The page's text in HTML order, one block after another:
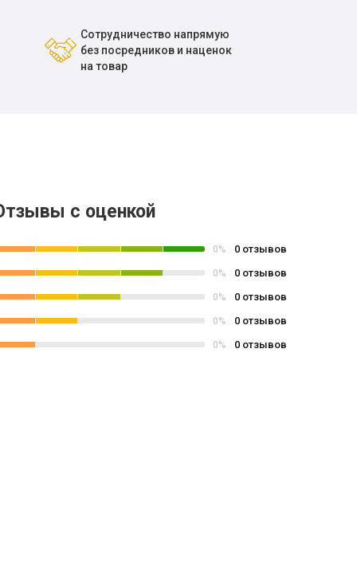
Сотрудничество напрямую
без посредников и наценок
на товар
с оценкой
0% 0 отзывов
0% 0 отзывов
0% 0 отзывов
0% 0 отзывов
0% 0 отзывов